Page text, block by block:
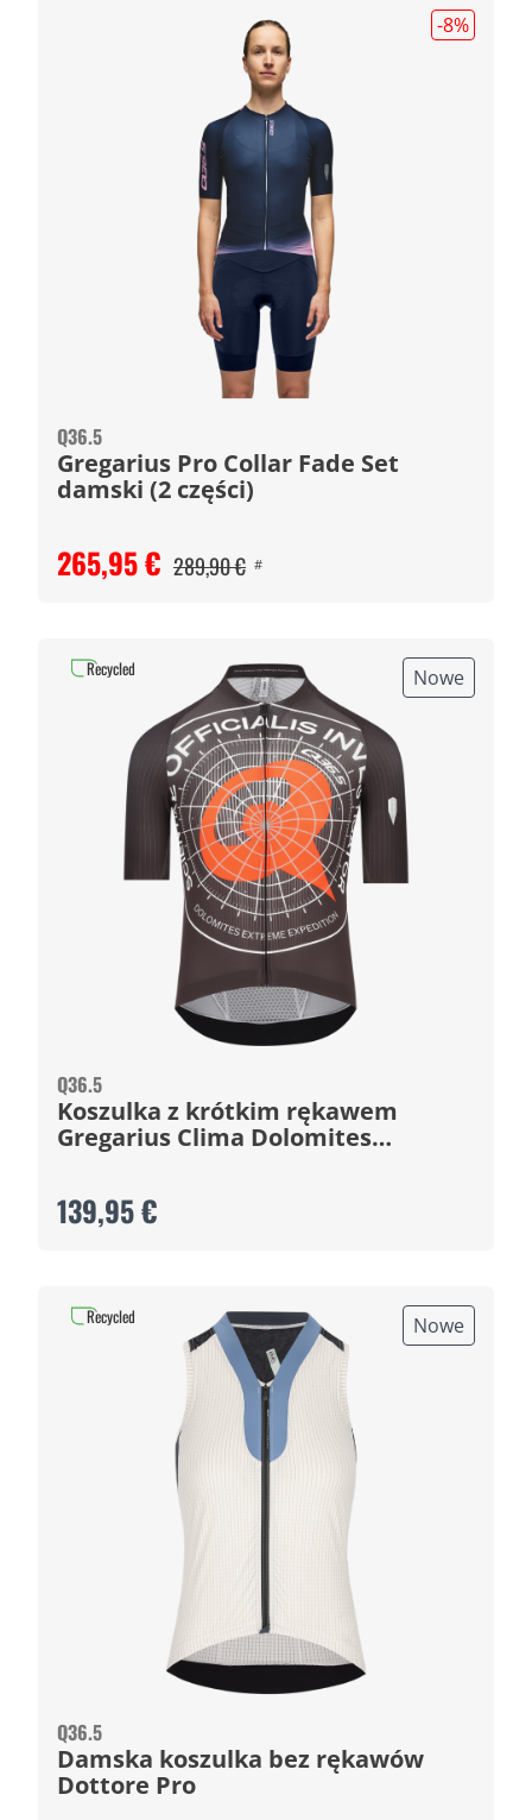
-8%
Q36.5
Gregarius Pro Collar Fade Set
damski (2 części)
265,95 € 289,90 € #
Nowe
Q36.5
Koszulka z krótkim rękawem
Gregarius Clima Dolomites
139,95 €
Recycled
Nowe
Q36.5
Damska koszulka bez rękawów
Dottore Pro
Recycled